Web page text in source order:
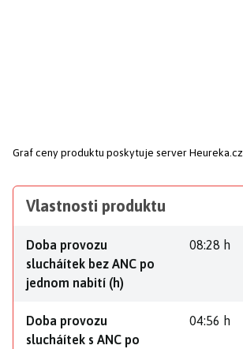
Graf ceny produktu poskytuje server Heureka.cz
Vlastnosti produktu
Doba provozu
slucháítek bez ANC po
jednom nabití (h)
08:28 h
Doba provozu
slucháítek s ANC po
04:56 h